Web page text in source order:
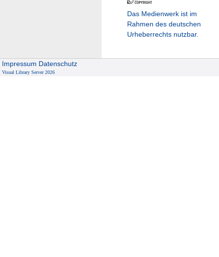
Das Medienwerk ist im
Rahmen des deutschen
Urheberrechts nutzbar.
Impressum Datenschutz
Visual Library Server 2026